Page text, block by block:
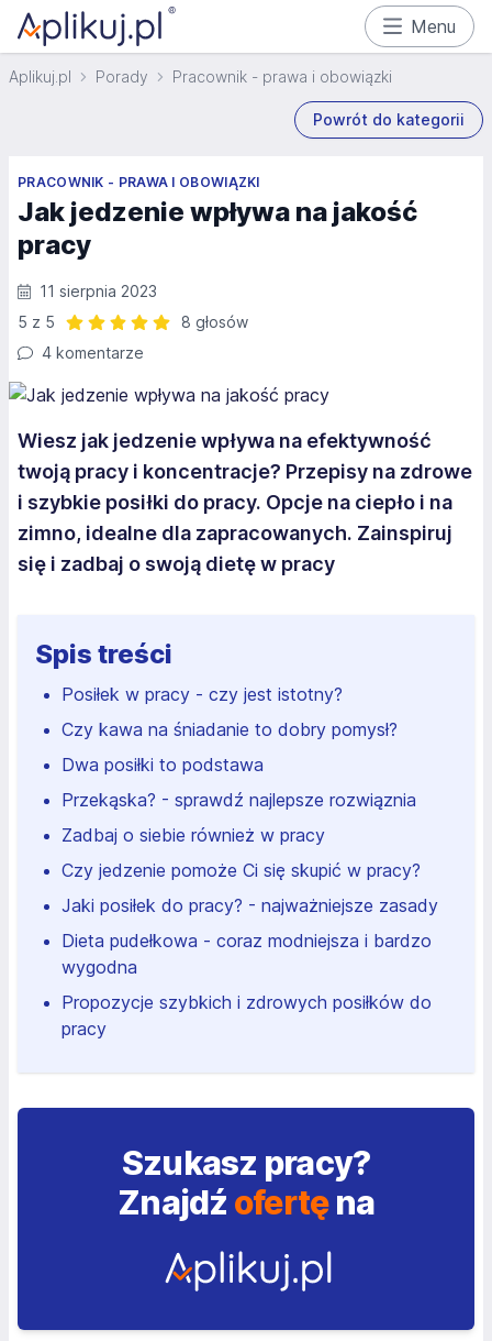
Menu
Aplikuj.pl Porady Pracownik - prawa i obowiązki
Powrót do kategorii
PRACOWNIK - PRAWA I OBOWIĄZKI
Jak jedzenie wpływa na jakość
pracy
11 sierpnia 2023
5 z 5
8 głosów
4 komentarze
Wiesz jak jedzenie wpływa na efektywność
twoją pracy i koncentracje? Przepisy na zdrowe
i szybkie posiłki do pracy. Opcje na ciepło i na
zimno, idealne dla zapracowanych. Zainspiruj
się i zadbaj o swoją dietę w pracy
Spis treści
Posiłek w pracy - czy jest istotny?
Czy kawa na śniadanie to dobry pomysł?
Dwa posiłki to podstawa
Przekąska? - sprawdź najlepsze rozwiąznia
Zadbaj o siebie również w pracy
Czy jedzenie pomoże Ci się skupić w pracy?
Jaki posiłek do pracy? - najważniejsze zasady
Dieta pudełkowa - coraz modniejsza i bardzo
wygodna
Propozycje szybkich i zdrowych posiłków do
pracy
Szukasz pracy?
Znajdź ofertęna